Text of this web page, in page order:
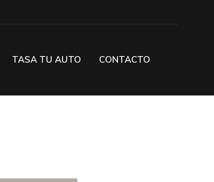
TASA TU AUTO CONTACTO